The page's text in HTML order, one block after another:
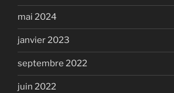
mai 2024
janvier 2023
septembre 2022
juin 2022